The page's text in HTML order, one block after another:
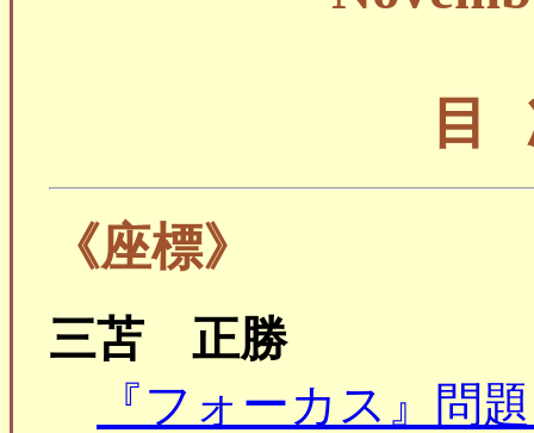
《座標》
三苫 正勝
『フォーカス』